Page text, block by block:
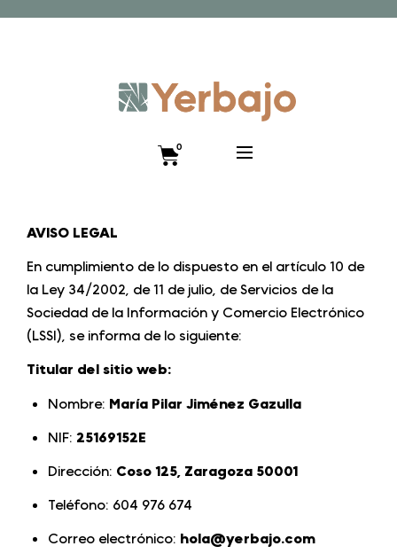
0
AVISO LEGAL
En cumplimiento de lo dispuesto en el artículo 10 de
la Ley 34/2002, de 11 de julio, de Servicios de la
Sociedad de la Información y Comercio Electrónico
(LSSI), se informa de lo siguiente:
Titular del sitio web:
Nombre: María Pilar Jiménez Gazulla
NIF: 25169152E
Dirección: Coso 125, Zaragoza 50001
Teléfono: 604 976 674
Correo electrónico: hola@yerbajo.com